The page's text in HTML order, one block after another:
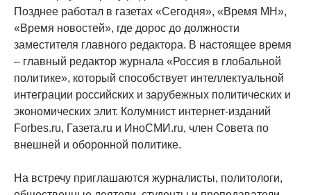
Позднее работал в газетах «Сегодня», «Время МН»,
«Время новостей», где дорос до должности
заместителя главного редактора. В настоящее время
– главный редактор журнала «Россия в глобальной
политике», который способствует интеллектуальной
интеграции российских и зарубежных политических и
экономических элит. Колумнист интернет-изданий
Forbes.ru, Газета.ru и ИноСМИ.ru, член Совета по
внешней и оборонной политике.
На встречу приглашаются журналисты, политологи,